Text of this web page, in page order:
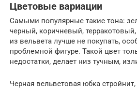
Цветовые вариации
Самыми популярные такие тона:
черный, коричневый,
из вельвета лучше не покупать,
проблемной фигуре. Такой цвет
недостатки, делает низ тучным,
Черная вельветовая юбка стройнит,